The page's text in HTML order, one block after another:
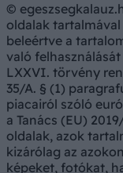
©
oldalak
beleértve a
való
LXXVI. törvény
35/A. § (1)
piacairól szóló
a Tanács (EU)
oldalak, azok
kizárólag az
képeket, fotókat,